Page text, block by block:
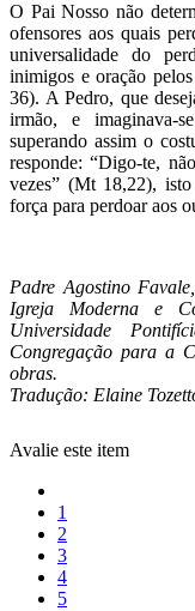
O Pai Nosso não
ofensores aos quais
universalidade do
inimigos e oração
36). A Pedro, que
irmão, e imaginava-
superando assim o
responde: “Digo-te,
vezes” (Mt 18,22),
força para perdoar aos
Padre Agostino
Igreja Moderna e
Universidade
Congregação para a
obras.
Tradução: Elaine
Avalie este item
1
2
3
4
5